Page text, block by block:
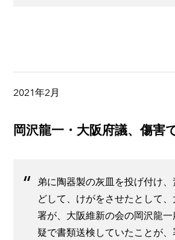
2021年2月
岡沢龍一・大阪府議、傷害
弟に陶器製の灰皿を投げ付け
どして、けがをさせたとして
署が、大阪維新の会の岡沢龍
疑で書類送検していたことが